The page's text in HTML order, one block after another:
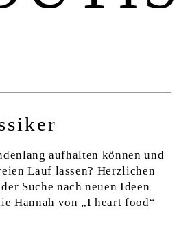
aufhalten können und
Lauf lassen? Herzlichen
Suche nach neuen Ideen
Hannah von „I heart food“